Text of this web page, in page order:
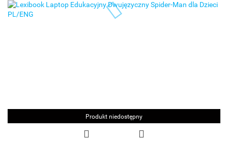
Produkt niedostępny